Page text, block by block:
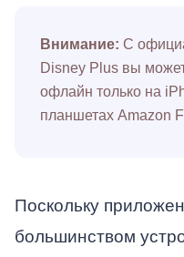
Внимание: С
Disney Plus вы
офлайн только на
планшетах Amazon
Поскольку
большинством